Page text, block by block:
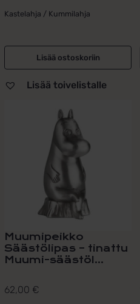
Kastelahja / Kummilahja
Lisää ostoskoriin
Lisää toivelistalle
Muumipeikko
Säästölipas – tinattu
Muumi-säästöl...
62,00 €